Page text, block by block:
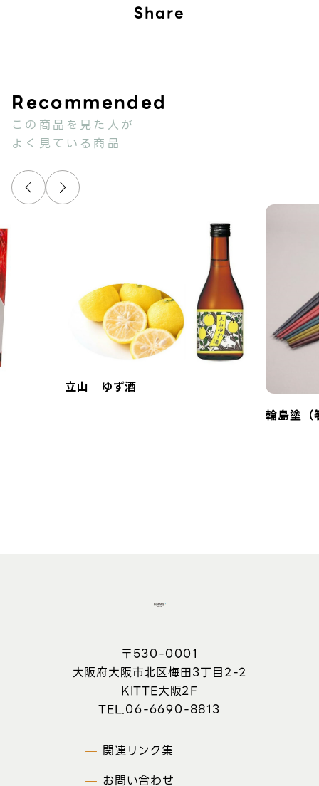
Share
この商品を見た人が
よく見ている商品
立山 ゆず酒
輪島塗（
〒530-0001
大阪府大阪市北区梅田3丁目2-2
KITTE大阪2F
06-6690-8813
関連リンク集
お問い合わせ